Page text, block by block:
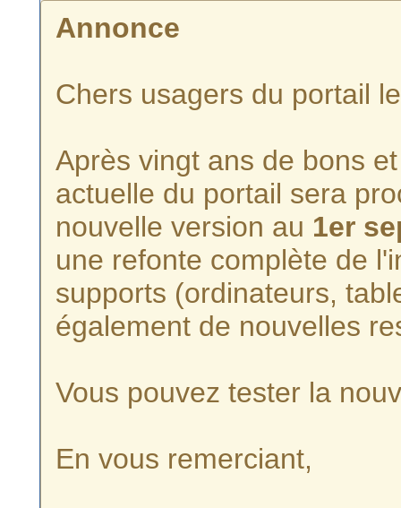
Annonce
Chers usagers du portail
Après vingt ans de bons
actuelle du portail sera
nouvelle version au 1er
une refonte complète de
supports (ordinateurs,
également de nouvelles
Vous pouvez tester la
En vous remerciant,